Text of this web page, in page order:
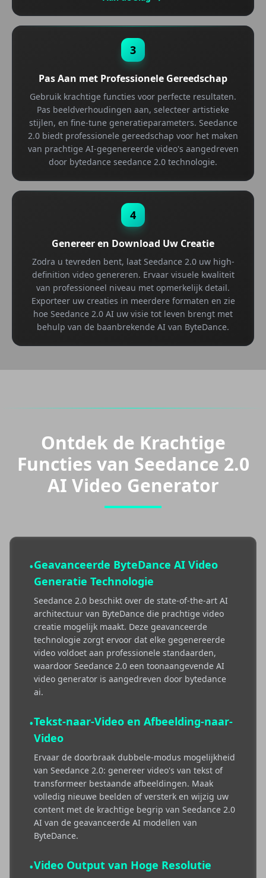
3
Pas Aan met Professionele Gereedschap
Gebruik krachtige functies voor perfecte resultaten.
Pas beeldverhoudingen aan, selecteer artistieke
stijlen, en fine-tune generatieparameters. Seedance
2.0 biedt professionele gereedschap voor het maken
van prachtige AI-gegenereerde video's aangedreven
door bytedance seedance 2.0 technologie.
4
Genereer en Download Uw Creatie
Zodra u tevreden bent, laat Seedance 2.0 uw high-
definition video genereren. Ervaar visuele kwaliteit
van professioneel niveau met opmerkelijk detail.
Exporteer uw creaties in meerdere formaten en zie
hoe Seedance 2.0 AI uw visie tot leven brengt met
behulp van de baanbrekende AI van ByteDance.
Ontdek de Krachtige
Functies van Seedance 2.0
AI Video Generator
•Geavanceerde ByteDance AI Video
Generatie Technologie
Seedance 2.0 beschikt over de state-of-the-art AI
architectuur van ByteDance die prachtige video
creatie mogelijk maakt. Deze geavanceerde
technologie zorgt ervoor dat elke gegenereerde
video voldoet aan professionele standaarden,
waardoor Seedance 2.0 een toonaangevende AI
video generator is aangedreven door bytedance
ai.
•Tekst-naar-Video en Afbeelding-naar-
Video
Ervaar de doorbraak dubbele-modus mogelijkheid
van Seedance 2.0: genereer video's van tekst of
transformeer bestaande afbeeldingen. Maak
volledig nieuwe beelden of versterk en wijzig uw
content met de krachtige begrip van Seedance 2.0
AI van de geavanceerde AI modellen van
ByteDance.
•Video Output van Hoge Resolutie